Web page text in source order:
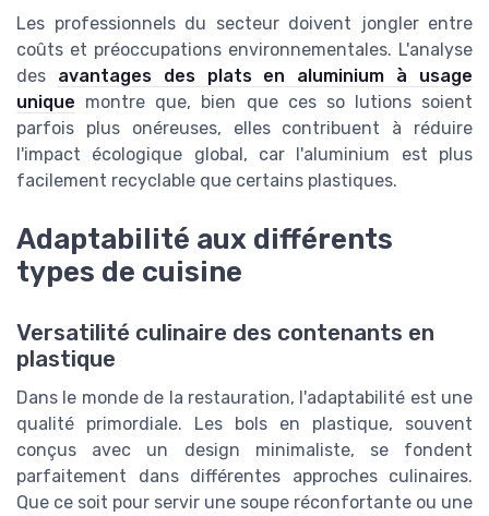
Les professionnels du secteur doivent jongler entre
coûts et préoccupations environnementales. L'analyse
des avantages des plats en aluminium à usage
unique montre que, bien que ces so lutions soient
parfois plus onéreuses, elles contribuent à réduire
l'impact écologique global, car l'aluminium est plus
facilement recyclable que certains plastiques.
Adaptabilité aux différents
types de cuisine
Versatilité culinaire des contenants en
plastique
Dans le monde de la restauration, l'adaptabilité est une
qualité primordiale. Les bols en plastique, souvent
conçus avec un design minimaliste, se fondent
parfaitement dans différentes approches culinaires.
Que ce soit pour servir une soupe réconfortante ou une